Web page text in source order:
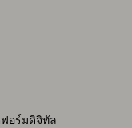
อร์มดิจิทัล